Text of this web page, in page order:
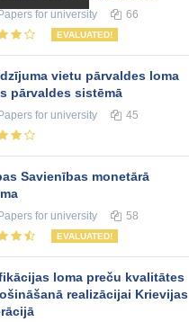
for university 66
EVALUATED!
vietu pārvaldes loma
pārvaldes sistēmā
for university 45
Savienības monetārā
for university 58
EVALUATED!
loma preču kvalitātes
realizācijai Krievijas